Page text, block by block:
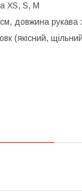
XS, S, M
довжина рукава
(якісний,